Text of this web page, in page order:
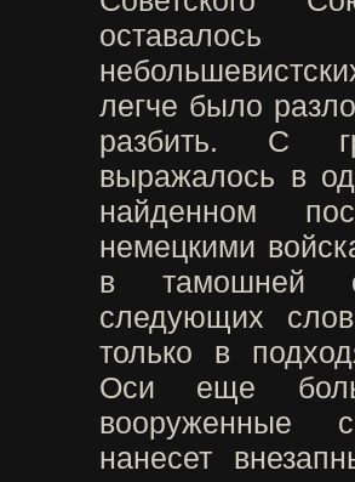
легче было
разбить. С
выражалось в
найденном
немецкими
в тамошней
следующих
только в
Оси еще
вооруженные
нанесет